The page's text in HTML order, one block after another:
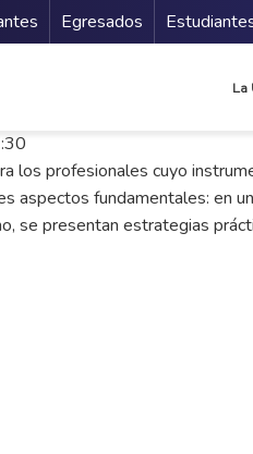
Egresados
La
los profesionales cuyo
aspectos fundamentales: en
se presentan estrategias